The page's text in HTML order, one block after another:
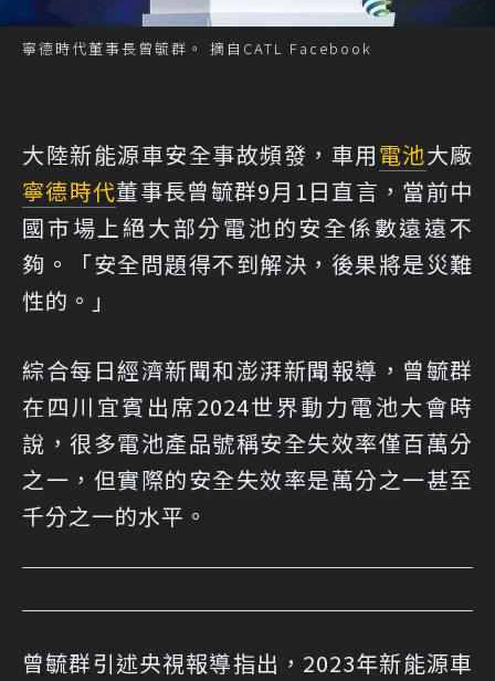
寧德時代董事長曾毓群。 摘自CATL Facebook
大陸新能源車安全事故頻發，車用電池大廠
寧德時代董事長曾毓群9月1日直言，當前中
國市場上絕大部分電池的安全係數遠遠不
夠。「安全問題得不到解決，後果將是災難
性的。」
綜合每日經濟新聞和澎湃新聞報導，曾毓群
在四川宜賓出席2024世界動力電池大會時
說，很多電池產品號稱安全失效率僅百萬分
之一，但實際的安全失效率是萬分之一甚至
千分之一的水平。
曾毓群引述央視報導指出，2023年新能源車